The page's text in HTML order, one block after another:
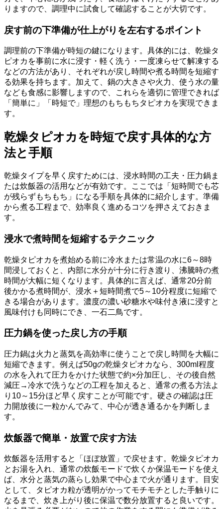
りますので、調理中に試食して確認することが大切です。
戻す前の下準備が仕上がりを左右するポイント
調理前の下準備が時短の鍵になります。具体的には、乾燥タ
ピオカを事前に水に浸す・軽く洗う・一度凍らせて解凍する
などの方法があり、それぞれが戻し時間や煮る時間を短縮す
る効果を持ちます。加えて、鍋の大きさや火力、使う水の量
なども食感に影響しますので、これらを適切に管理できれば
「簡単に」「時短で」理想のもちもちタピオカを実現できま
す。
乾燥タピオカを時短で戻す具体的な方
法と手順
乾燥タイプを早く戻すためには、浸水時間の工夫・圧力鍋ま
たは炊飯器の活用などが有効です。ここでは「短時間でも芯
が残らずもちもち」になる手順を具体的に紹介します。準備
から煮る工程まで、効率良く進めるコツを押さえておきま
す。
浸水で煮時間を短縮するテクニック
乾燥タピオカを煮始める前に冷水または常温の水に6～8時
間浸しておくと、内部に水分が十分に行き渡り、沸騰時の煮
時間が大幅に短くなります。具体的に言えば、通常20分前
後かかる煮時間が、浸水＋短時間煮で5～10分程度に短縮で
きる場合があります。濃度の濃い砂糖水や味付き液に浸すと
風味付けも同時にでき、一石二鳥です。
圧力鍋を使った戻し方の手順
圧力鍋は火力と蒸気を高効率に使うことで戻し時間を大幅に
短縮できます。例えば50gの乾燥タピオカなら、300ml程度
の水を入れて圧力をかけた状態で約×分加圧し、その後自然
減圧→冷水で洗うなどの工程を加えると、通常の煮る方法よ
り10～15分ほど早く戻すことが可能です。硬さの確認は圧
力開放後に一粒かんでみて、中心が透き通るかを判断しま
す。
炊飯器で簡単・放置で戻す方法
炊飯器を活用すると「ほぼ放置」で戻せます。乾燥タピオカ
とお湯を入れ、通常の炊飯モードで炊くか保温モードを使え
ば、水分と蒸気の蒸らし効果で中心まで火が通ります。目安
として、タピオカ粒が透明がかってモチモチとした手触りに
なるまで、炊き上がり後に保温で数分放置すると良いです。